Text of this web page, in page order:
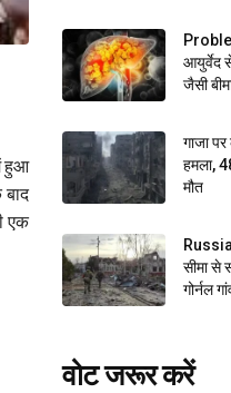
हुआ
एक
आयुर्वेद
जैसी
गाजा
हमला,
मौत
सीमा से
गोर्नल
वोट जरूर करें